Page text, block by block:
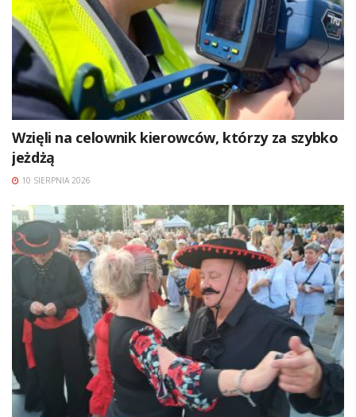
Wzięli na celownik kierowców, którzy za szybko
jeżdżą
10 SIERPNIA 2026